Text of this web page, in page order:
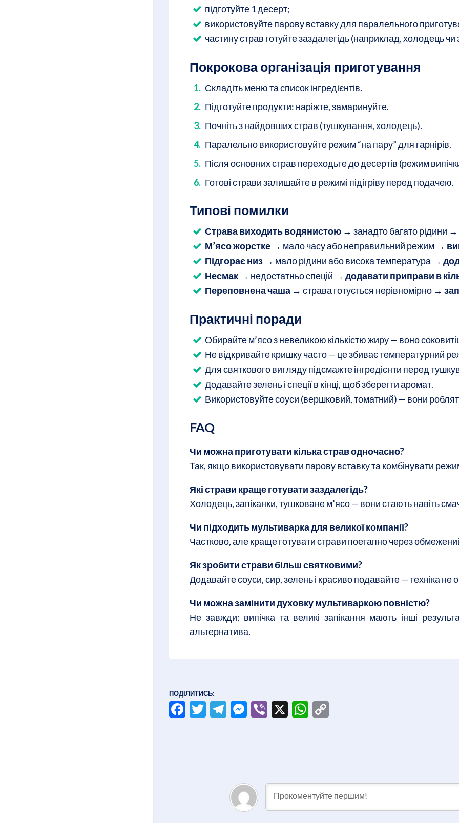
підготуйте 1 десерт;
використовуйте парову вставку для паралельного
частину страв готуйте заздалегідь (наприклад, холодець чи
Покрокова організація приготування
Складіть меню та список інгредієнтів.
Підготуйте продукти: наріжте, замаринуйте.
Почніть з найдовших страв (тушкування, холодець).
Паралельно використовуйте режим “на пару” для гарнірів.
Після основних страв переходьте до десертів (режим
Готові страви залишайте в режимі підігріву перед подачею.
Типові помилки
Страва виходить водянистою → занадто багато рідини →
М’ясо жорстке → мало часу або неправильний режим →
Підгорає низ → мало рідини або висока температура →
Несмак → недостатньо спецій → додавати приправи в
Переповнена чаша → страва готується нерівномірно →
Практичні поради
Обирайте м’ясо з невеликою кількістю жиру — воно
Не відкривайте кришку часто — це збиває температурний
Для святкового вигляду підсмажте інгредієнти перед
Додавайте зелень і спеції в кінці, щоб зберегти аромат.
Використовуйте соуси (вершковий, томатний) — вони
FAQ
Чи можна приготувати кілька страв одночасно?
Так, якщо використовувати парову вставку та комбінувати
Які страви краще готувати заздалегідь?
Холодець, запіканки, тушковане м’ясо — вони стають навіть
Чи підходить мультиварка для великої компанії?
Частково, але краще готувати страви поетапно через
Як зробити страви більш святковими?
Додавайте соуси, сир, зелень і красиво подавайте — техніка не
Чи можна замінити духовку мультиваркою повністю?
Не завжди: випічка та великі запікання мають інші
альтернатива.
ПОДІЛИТИСЬ:
Facebook
Twitter
Telegram
Messenger
Viber
X WhatsApp